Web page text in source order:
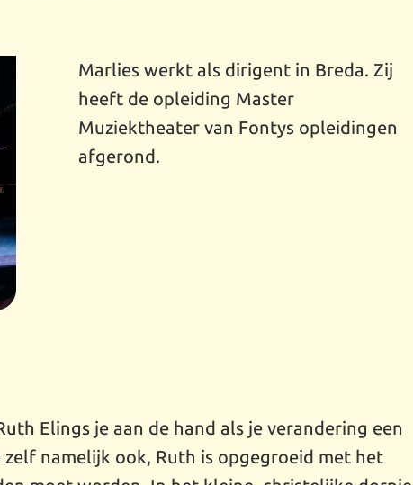
Marlies werkt als dirigent in Breda. Zij
heeft de opleiding Master
Muziektheater van Fontys opleidingen
afgerond.
Elings je aan de hand als je verandering een
namelijk ook, Ruth is opgegroeid met het